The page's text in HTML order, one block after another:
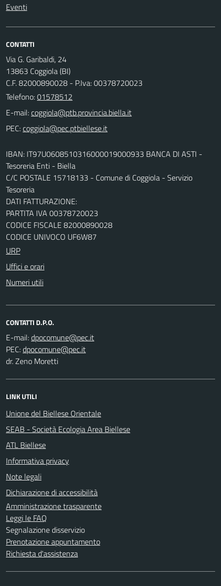
Eventi
CONTATTI
Via G. Garibaldi, 24
13863 Coggiola (BI)
C.F. 82000890028 - P.Iva: 00378720023
Telefono:01578512
E-mail:
PEC:
IBAN: IT97U0608510316000019000933 BANCA DI ASTI -
Tesoreria Enti - Biella
C/C POSTALE 15718133 - Comune di Coggiola - Servizio
Tesoreria
DATI FATTURAZIONE:
PARTITA IVA 00378720023
CODICE FISCALE 82000890028
CODICE UNIVOCO UF6W87
URP
Uffici e orari
Numeri utili
CONTATTI D.P.O.
E-mail:
PEC:
dr. Zeno Moretti
LINK UTILI
Unione del Biellese Orientale
SEAB - Società Ecologia Area Biellese
ATL Biellese
Informativa privacy
Note legali
Dichiarazione di accessibilità
Amministrazione trasparente
Leggi le FAQ
Segnalazione disservizio
Prenotazione appuntamento
Richiesta d'assistenza